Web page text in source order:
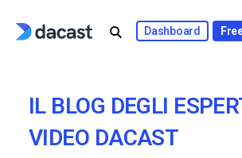
Dashboard
IL BLOG DEGLI
VIDEO DACAST